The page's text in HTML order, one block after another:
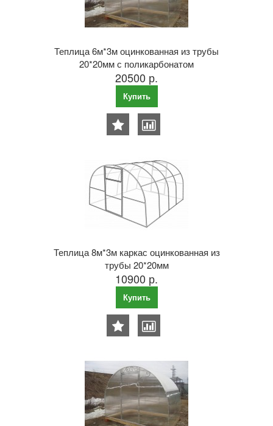
Теплица 6м*3м оцинкованная из трубы
20*20мм с поликарбонатом
20500 р.
Купить
Теплица 8м*3м каркас оцинкованная из
трубы 20*20мм
10900 р.
Купить